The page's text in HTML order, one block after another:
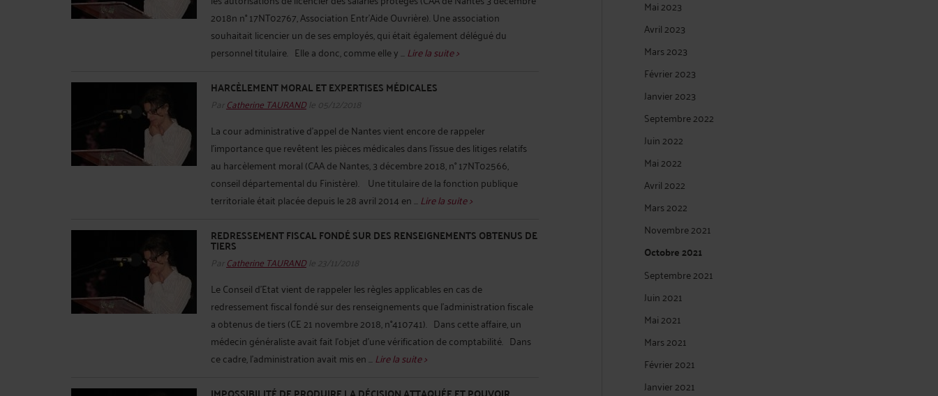
2018n n° 17NT02767, Association Entr'Aide Ouvrière). Une association
souhaitait licencier un de ses employés, qui était également délégué du
personnel titulaire. Elle a donc, comme elle y ...Lire la suite >
HARCÈLEMENT MORAL ET EXPERTISES MÉDICALES
Par Catherine TAURANDle 05/12/2018
La cour administrative d’appel de Nantes vient encore de rappeler
l’importance que revêtent les pièces médicales dans l’issue des litiges relatifs
au harcèlement moral (CAA de Nantes, 3 décembre 2018, n° 17NT02566,
conseil départemental du Finistère). Une titulaire de la fonction publique
territoriale était placée depuis le 28 avril 2014 en ...Lire la suite >
REDRESSEMENT FISCAL FONDÉ SUR DES RENSEIGNEMENTS OBTENUS DE
TIERS
Par Catherine TAURANDle 23/11/2018
Le Conseil d’Etat vient de rappeler les règles applicables en cas de
redressement fiscal fondé sur des renseignements que l’administration fiscale
a obtenus de tiers (CE 21 novembre 2018, n°410741). Dans cette affaire, un
médecin généraliste avait fait l’objet d’une vérification de comptabilité. Dans
ce cadre, l'administration avait mis en ...Lire la suite >
Mai 2023
Avril 2023
Mars 2023
Février 2023
Janvier 2023
Septembre 2022
Juin 2022
Mai 2022
Avril 2022
Mars 2022
Novembre 2021
Octobre 2021
Septembre 2021
Juin 2021
Mai 2021
Mars 2021
Février 2021
Janvier 2021